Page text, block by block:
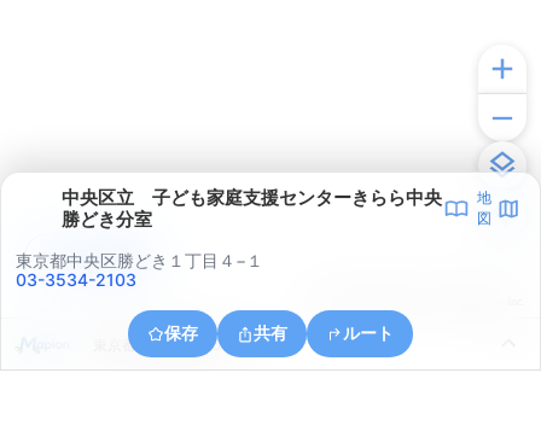
中央区立 子ども家庭支援センターきらら中央
勝どき分室
地
図
東京都中央区勝どき１丁目４−１
03-3534-2103
保存 共有 ルート
東京都中央区晴海５丁目
アプリで見る